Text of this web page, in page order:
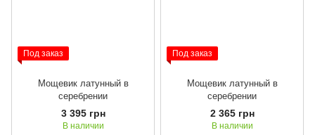
Под заказ
Мощевик латунный в
серебрении
3 395 грн
В наличии
Под заказ
Мощевик латунный в
серебрении
2 365 грн
В наличии